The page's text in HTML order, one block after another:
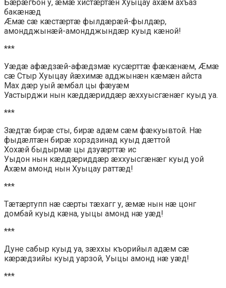
Бæрæгбон у, æмæ хистæртæн Хуыцау ахæм ахъаз
бакæнæд
Æмæ сæ кæстæртæ фылдæрæй-фылдæр,
амондджынæй-амондджындæр куыд кæной!
***
Уæдæ афæдзæй-афæдзмæ кусæрттæ фæкæнæм, Æмæ
сæ Стыр Хуыцау йæхимæ адджынæн кæмæн айста
Мах дæр уый æмбал цы фæуæм
Уастырджи нын кæддæриддæр æххуысгæнæг куыд уа.
***
Зæдтæ бирæ сты, бирæ адæм сæм фæкуывтой. Нæ
фыдæлтæн бирæ хорздзинад куыд дæттой
Хохæй быдырмæ цы дзуæрттæ ис
Уыдон нын кæддæриддæр æххуысгæнæг куыд уой
Ахæм амонд нын Хуыцау раттæд!
***
Тæтæртупп нæ сæрты тæхагг у, æмæ нын нæ цонг
домбай куыд кæна, уыцы амонд нæ уæд!
***
Дуне сабыр куыд уа, зæххы къорийыл адæм сæ
кæрæдзийы куыд уарзой, Уыцы амонд нæ уæд!
***